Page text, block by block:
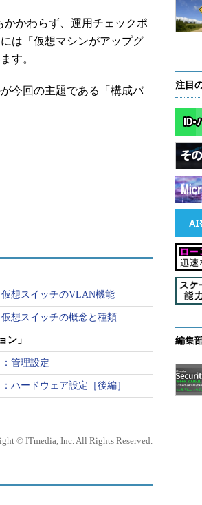
かかわらず、運用チェックポ
は「仮想マシンがアップグ
す。
今回の主題である「構成バ
想スイッチのVLAN機能
想スイッチの概念と種類
ン」
管理設定
ハードウェア設定［後編］
© ITmedia, Inc. All Rights Reserved.
注目
編集